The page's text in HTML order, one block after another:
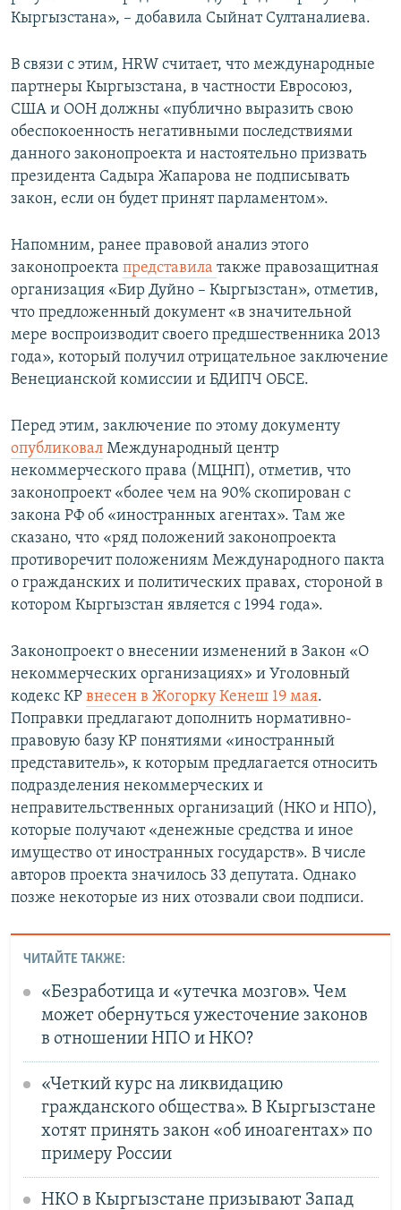
Кыргызстана», – добавила Сыйнат Султаналиева.
В связи с этим, HRW считает, что международные
партнеры Кыргызстана, в частности Евросоюз,
США и ООН должны «публично выразить свою
обеспокоенность негативными последствиями
данного законопроекта и настоятельно призвать
президента Садыра Жапарова не подписывать
закон, если он будет принят парламентом».
Напомним, ранее правовой анализ этого
законопроекта представила также правозащитная
организация «Бир Дуйно – Кыргызстан», отметив,
что предложенный документ «в значительной
мере воспроизводит своего предшественника 2013
года», который получил отрицательное заключение
Венецианской комиссии и БДИПЧ ОБСЕ.
Перед этим, заключение по этому документу
опубликовал Международный центр
некоммерческого права (МЦНП), отметив, что
законопроект «более чем на 90% скопирован с
закона РФ об «иностранных агентах». Там же
сказано, что «ряд положений законопроекта
противоречит положениям Международного пакта
о гражданских и политических правах, стороной в
котором Кыргызстан является с 1994 года».
Законопроект о внесении изменений в Закон «О
некоммерческих организациях» и Уголовный
кодекс КР внесен в Жогорку Кенеш 19 мая.
Поправки предлагают дополнить нормативно-
правовую базу КР понятиями «иностранный
представитель», к которым предлагается относить
подразделения некоммерческих и
неправительственных организаций (НКО и НПО),
которые получают «денежные средства и иное
имущество от иностранных государств». В числе
авторов проекта значилось 33 депутата. Однако
позже некоторые из них отозвали свои подписи.
ЧИТАЙТЕ ТАКЖЕ:
«Безработица и «утечка мозгов». Чем
может обернуться ужесточение законов
в отношении НПО и НКО?
«Четкий курс на ликвидацию
гражданского общества». В Кыргызстане
хотят принять закон «об иноагентах» по
примеру России
НКО в Кыргызстане призывают Запад